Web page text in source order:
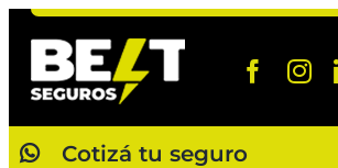
Saltar
contenido
Cotizá tu seguro